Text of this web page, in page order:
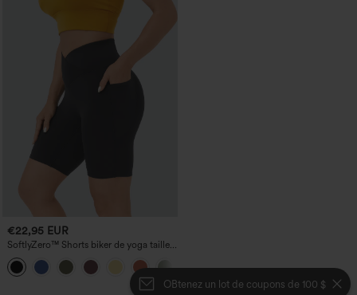
OBtenez un lot de coupons de 100 $
€22,95 EUR
SoftlyZero™ Shorts biker de yoga taille
haute avec empiècement croisé et
poche, 7" - UPF50+
+1